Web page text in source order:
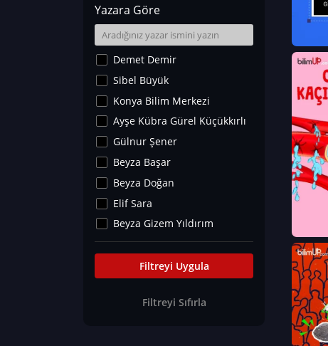
Fizik
Yer Bilimleri
Astronomi ve Uzay
Noroloji
Matematik
Teknoloji
İklim Değişikliği
Arkeoloji
Kültür&Sanat
Yaşam Tavsiyeleri
Merakoloji
Eğitim Bilimleri
Yazara Göre
Demet Demir
Sibel Büyük
Konya Bilim Merkezi
Ayşe Kübra Gürel Küçükkırlı
Gülnur Şener
Beyza Başar
Beyza Doğan
Elif Sara
Beyza Gizem Yıldırım
İlknur İyigökler
Büşra Elif Kıvrak
Can TORUN
Filtreyi Uygula
Filtreyi Sıfırla